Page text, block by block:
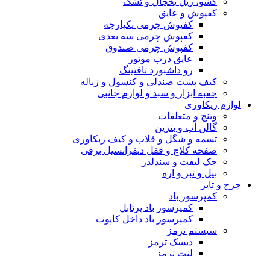
کفپوش و عایق
کفپوش چرمی یکپارچه
کفپوش چرمی سه بعدی
کفپوش چرمی صندوق
عایق درب موتور
رو داشبورد تافتینگ
کیف پشت صندلی و کنسول و زباله
جعبه ابزار و سبد و لوازم جانبی
لوازم ریکاوری
وینچ و متعلقات
گالن آب و بنزین
تسمه و شگل و قلاب و کیف ریکاوری
صفحه کلاچ و قفل دیفرانسیل برقی
جک لیفت و سندلدر
بیل و تبر و اره
چرخ و تایر
کمپرسور باد
کمپرسور باد پرتابل
کمپرسور باد داخل کاپوت
سیستم ترمز
دیسک ترمز
لنت ترمز